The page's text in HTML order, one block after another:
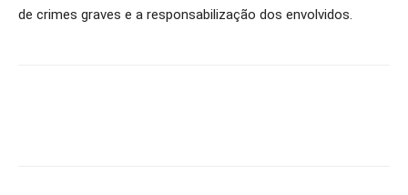
de crimes graves e a responsabilização dos envolvidos.